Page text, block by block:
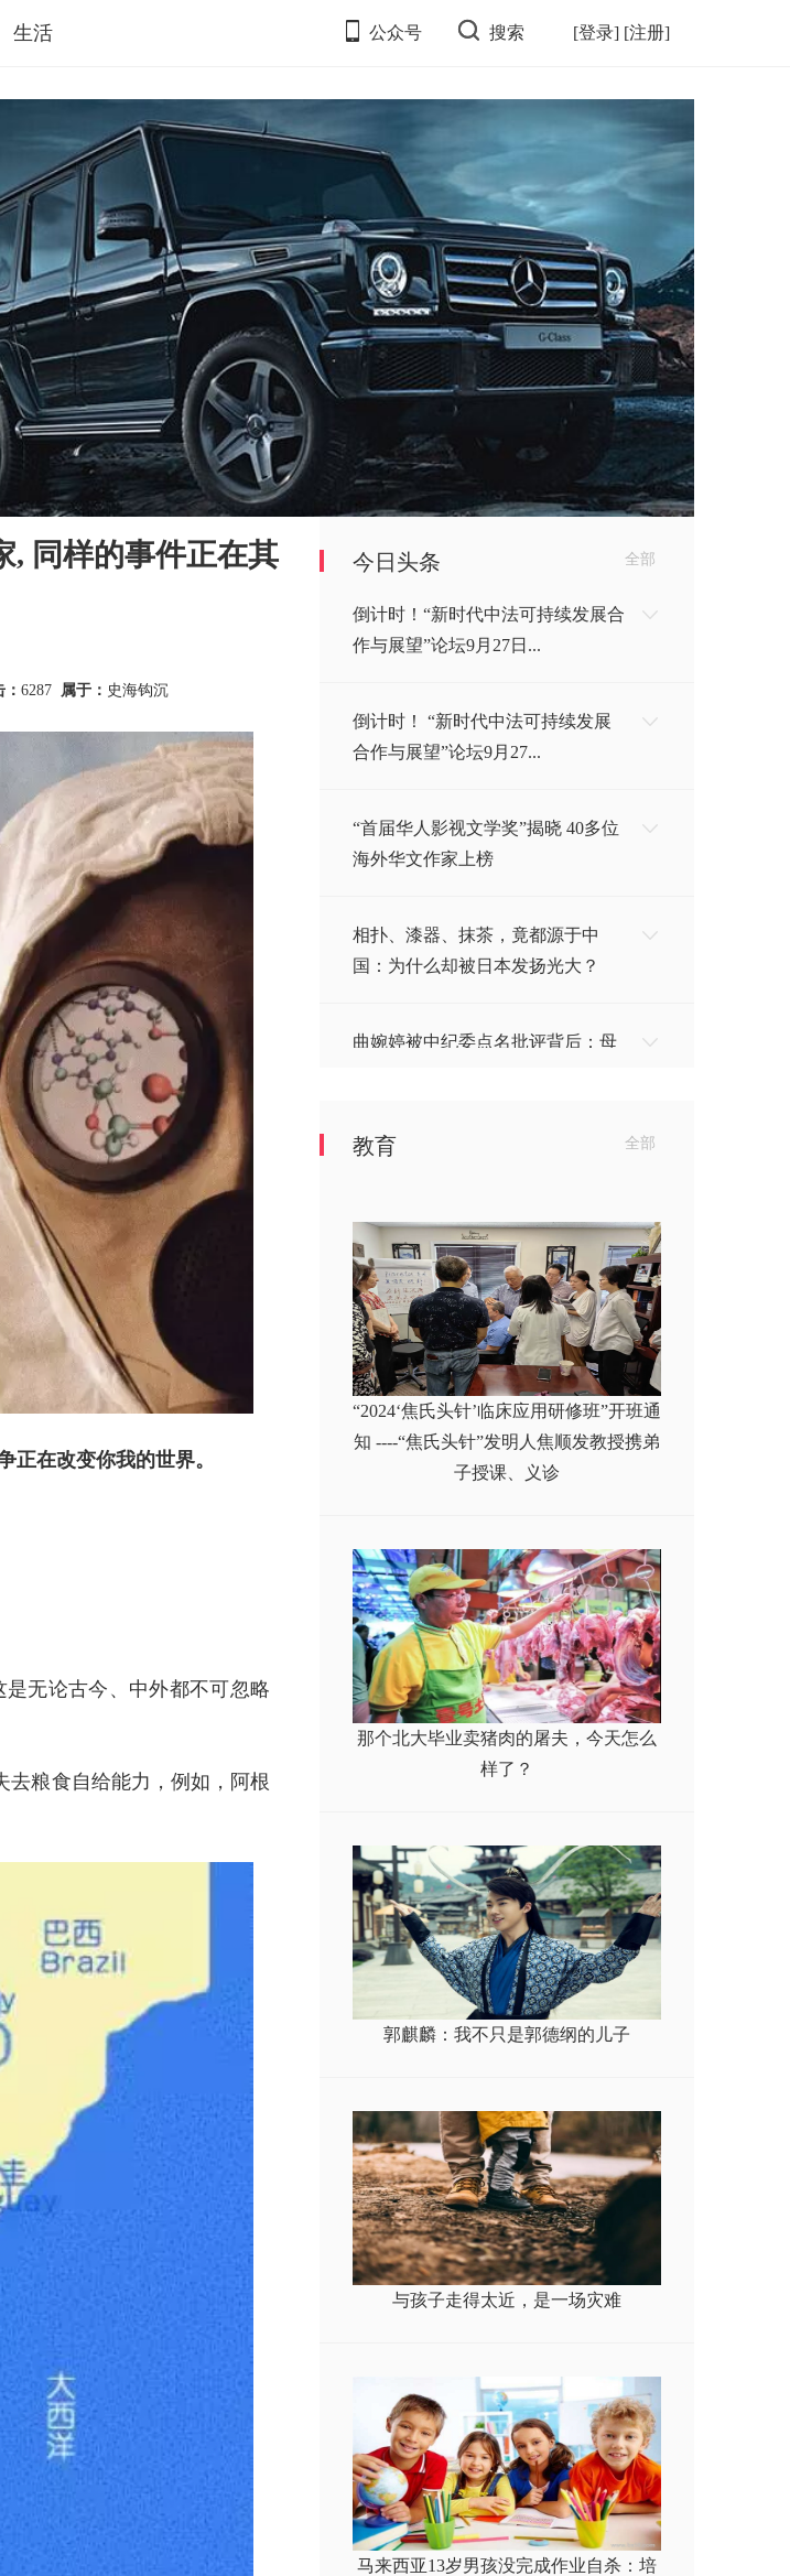
生活 公众号 搜索 [登录] [注册]
, 同样的事件正在其
： 6287 属于： 史海钩沉
正在改变你我的世界。
无论古今、中外都不可忽略
去粮食自给能力，例如，阿根
今日头条 全部
倒计时！“新时代中法可持续发展合
作与展望”论坛9月27日...
倒计时！ “新时代中法可持续发展
合作与展望”论坛9月27...
“首届华人影视文学奖”揭晓 40多位
海外华文作家上榜
相扑、漆器、抹茶，竟都源于中
国：为什么却被日本发扬光大？
曲婉婷被中纪委点名批评背后：母
美媒爆料特朗普10年没缴税：身家
教育 全部
“2024‘焦氏头针’临床应用研修班”开班通
知 ----“焦氏头针”发明人焦顺发教授携弟
子授课、义诊
那个北大毕业卖猪肉的屠夫，今天怎么
样了？
郭麒麟：我不只是郭德纲的儿子
与孩子走得太近，是一场灾难
马来西亚13岁男孩没完成作业自杀：培